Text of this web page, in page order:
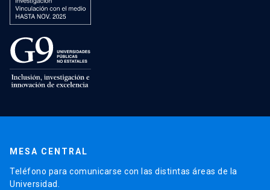
MESA CENTRAL
Teléfono para comunicarse con las distintas áreas de la
Universidad.